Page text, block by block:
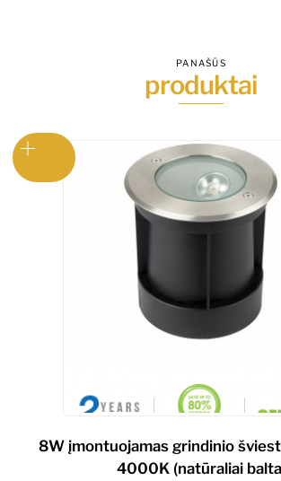
PANAŠŪS
produktai
8W įmontuojamas grindinio
4000K (natūraliai